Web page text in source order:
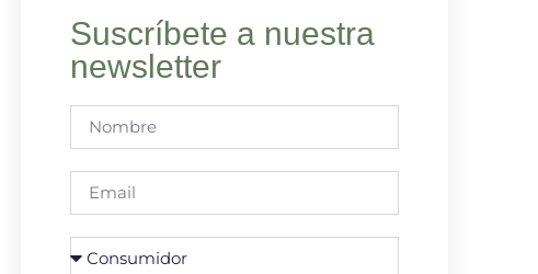
Suscríbete a nuestra
newsletter